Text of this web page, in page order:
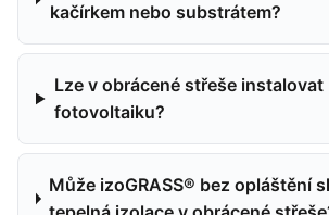
kačírkem nebo substrátem?
Lze v obrácené střeše instalovat
fotovoltaiku?
Může izoGRASS® bez opláštění